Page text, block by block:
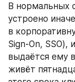
В нормальных
устроено
в
Sign-On, SSO),
выдаётся ему
живёт